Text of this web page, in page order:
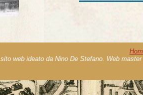
sito web ideato da Nino De Stefano. Web